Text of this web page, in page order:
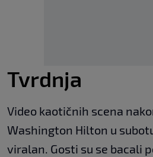
Tvrdnja
Video kaotičnih scena
Washington Hilton u
viralan. Gosti su se bacali